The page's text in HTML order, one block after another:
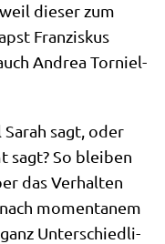
die­ser zum
Fran­zis­kus
Andrea Tor­ni­el­
Sarah sagt, oder
sagt? So blei­ben
das Ver­hal­ten
momen­ta­nem
Unter­schied­li­